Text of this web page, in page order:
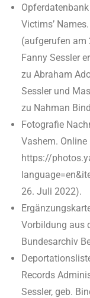
Victims’
(aufgerufen am
Fanny Sessler
zu Abraham
Sessler und
zu Nahman
Fotografie
Vashem. Online
https://
26. Juli 2022).
Vorbildung aus
Bundesarchiv
Records
Sessler, geb.